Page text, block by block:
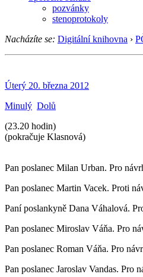
pozvánky
stenoprotokoly
Nacházíte se: Digitální knihovna ›
Úterý 20. března 2012
Minulý Dolů
(23.20 hodin)
(pokračuje Klasnová)
Pan poslanec Milan Urban. Pro
Pan poslanec Martin Vacek. Proti
Paní poslankyně Dana Váhalová.
Pan poslanec Miroslav Váňa. Pro
Pan poslanec Roman Váňa. Pro
Pan poslanec Jaroslav Vandas. Pro